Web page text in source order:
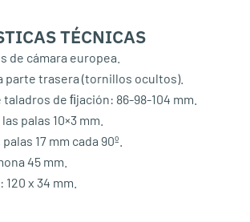
TÉCNICAS
de cámara europea.
parte trasera (tornillos ocultos).
de ﬁjación: 86-98-104 mm.
palas 10×3 mm.
17 mm cada 90º.
45 mm.
x 34 mm.